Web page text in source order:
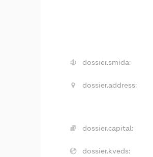
dossier.smida:
dossier.address:
dossier.capital:
dossier.kveds: